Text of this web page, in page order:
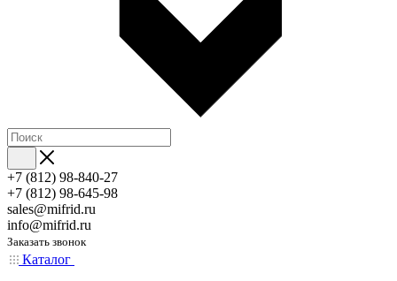
+7 (812) 98-840-27
+7 (812) 98-645-98
sales@mifrid.ru
info@mifrid.ru
Заказать звонок
Каталог